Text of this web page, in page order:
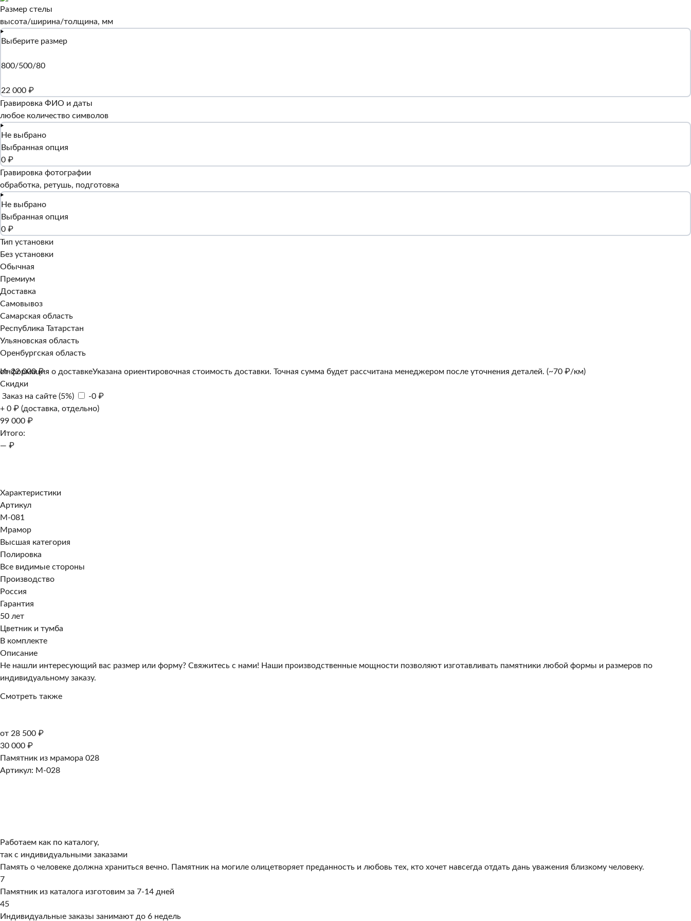
Размер стелы
высота/ширина/толщина, мм
Выберите размер
800/500/80
22 000 ₽
Гравировка ФИО и даты
любое количество символов
Не выбрано
Выбранная опция
0 ₽
Гравировка фотографии
обработка, ретушь, подготовка
Не выбрано
Выбранная опция
0 ₽
Тип установки
Без установки
Обычная
Премиум
Доставка
Самовывоз
Самарская область
Республика Татарстан
Ульяновская область
Оренбургская область
Информация о доставкеУказана ориентировочная стоимость доставки. Точная сумма будет рассчитана менеджером после уточнения деталей. (~70 ₽/км)
от 22 000 ₽
Скидки
Заказ на сайте (5%)
-0 ₽
+ 0 ₽ (доставка, отдельно)
99 000 ₽
Итого:
— ₽
Характеристики
Артикул
M-081
Мрамор
Высшая категория
Полировка
Все видимые стороны
Производство
Россия
Гарантия
50 лет
Цветник и тумба
В комплекте
Описание
Не нашли интересующий вас размер или форму? Свяжитесь с нами! Наши производственные мощности позволяют изготавливать памятники любой формы и размеров по
индивидуальному заказу.
Смотреть также
от 28 500 ₽
30 000 ₽
Памятник из мрамора 028
Артикул: M-028
Работаем как по каталогу,
так с индивидуальными заказами
Память о человеке должна храниться вечно. Памятник на могиле олицетворяет преданность и любовь тех, кто хочет навсегда отдать дань уважения близкому человеку.
7
Памятник из каталога изготовим за 7-14 дней
45
Индивидуальные заказы занимают до 6 недель